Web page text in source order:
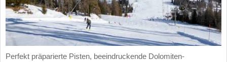
Perfekt präparierte Pisten, beeindruckende Dolomiten-